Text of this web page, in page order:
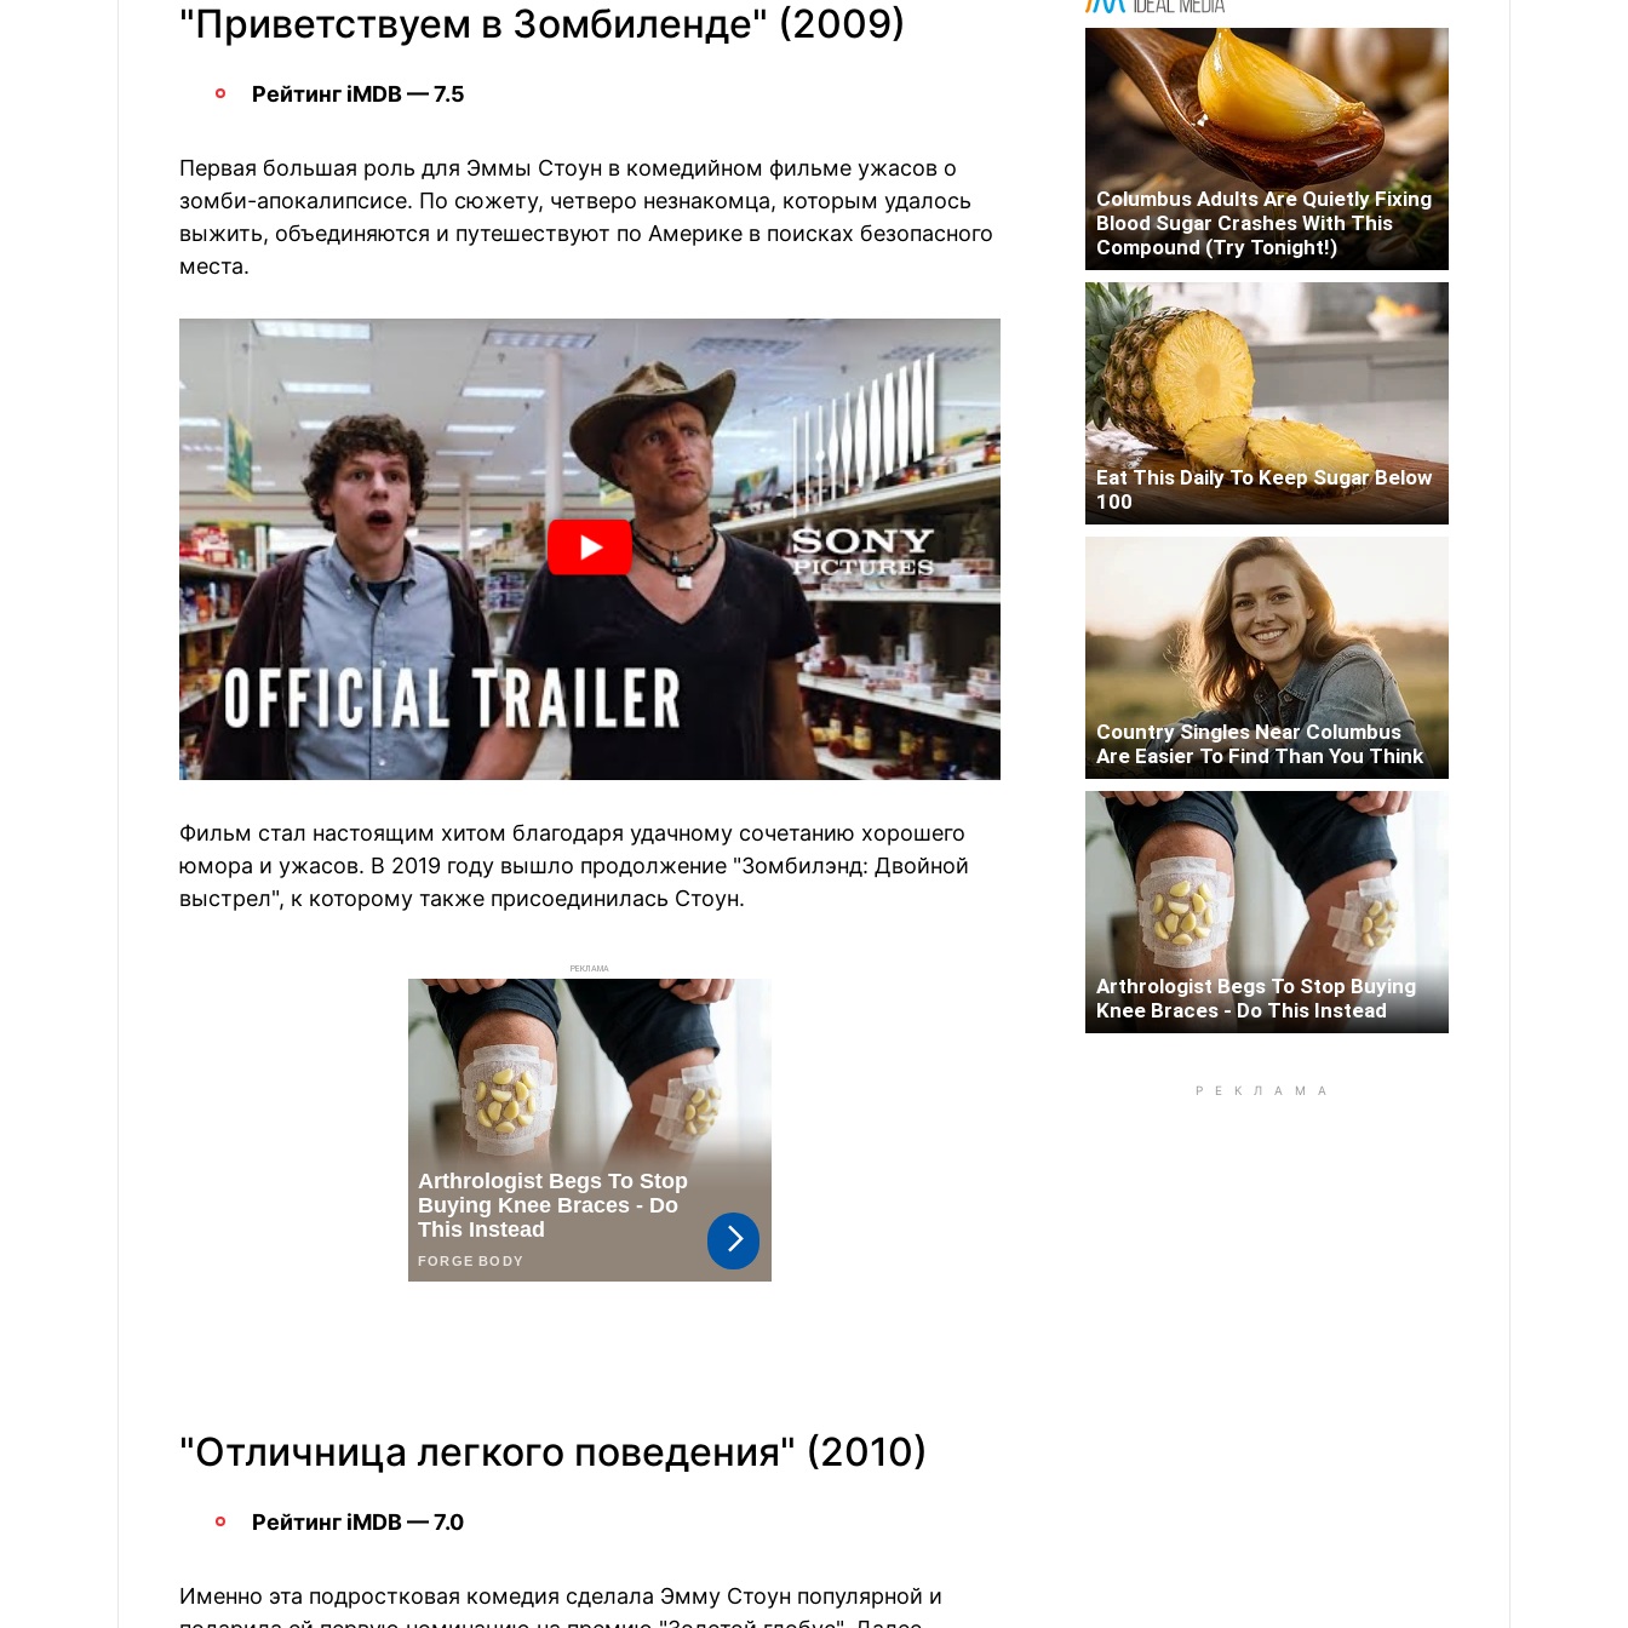
"Приветствуем в Зомбиленде" (2009)
Рейтинг iMDB — 7.5
Первая большая роль для Эммы Стоун в комедийном фильме ужасов о
зомби-апокалипсисе. По сюжету, четверо незнакомца, которым удалось
выжить, объединяются и путешествуют по Америке в поисках безопасного
места.
Фильм стал настоящим хитом благодаря удачному сочетанию хорошего
юмора и ужасов. В 2019 году вышло продолжение "Зомбилэнд: Двойной
выстрел", к которому также присоединилась Стоун.
РЕКЛАМА
"Отличница легкого поведения" (2010)
Рейтинг iMDB — 7.0
Именно эта подростковая комедия сделала Эмму Стоун популярной и